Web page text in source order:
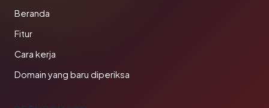
Beranda
Fitur
Cara kerja
Domain yang baru diperiksa